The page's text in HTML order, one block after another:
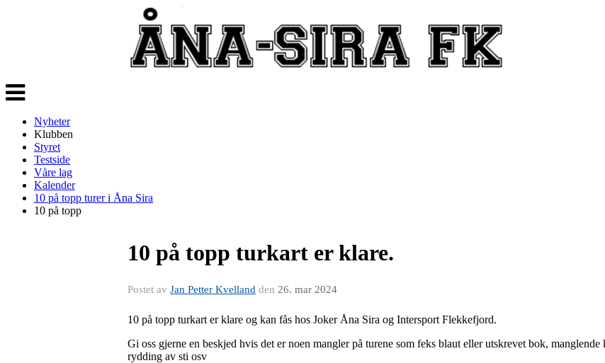
Veksle
navigasjon
Nyheter
Klubben
Styret
Testside
Våre lag
Kalender
10 på topp turer i Åna Sira
10 på topp
10 på topp turkart er klare.
Postet av Jan Petter Kvelland den 26. mar 2024
10 på topp turkart er klare og kan fås hos Joker Åna Sira og Intersport Flekkefjord.
Gi oss gjerne en beskjed hvis det er noen mangler på turene som feks blaut eller utskrevet bok,
rydding av sti osv